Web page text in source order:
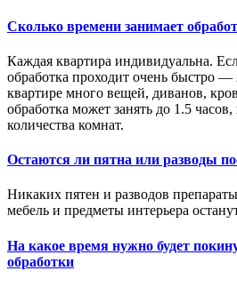
Сколько времени занимает
Каждая квартира индивидуальна.
обработка проходит очень быстро
квартире много вещей, диванов,
обработка может занять до 1.5
количества комнат.
Остаются ли пятна или разводы
Никаких пятен и разводов
мебель и предметы интерьера
На какое время нужно будет
обработки